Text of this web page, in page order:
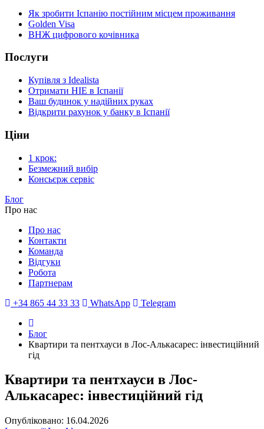
Як зробити Іспанію постійним місцем проживання
Golden Visa
ВНЖ цифрового кочівника
Послуги
Купівля з Idealista
Отримати НІЕ в Іспанії
Ваш будинок у надійних руках
Відкрити рахунок у банку в Іспанії
Ціни
1 крок:
Безмежний вибір
Консьєрж сервіс
Блог
Про нас
Про нас
Контакти
Команда
Відгуки
Робота
Партнерам
+34 865 44 33 33
WhatsApp Telegram
Блог
Квартири та пентхауси в Лос-Алькасарес: інвестиційний
гід
Квартири та пентхауси в Лос-
Алькасарес: інвестиційний гід
Опубліковано: 16.04.2026